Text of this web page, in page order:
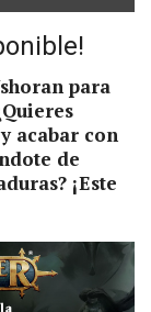
para
acabar con
de
¡Este